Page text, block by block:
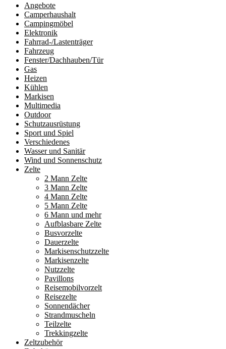
Angebote
Camperhaushalt
Campingmöbel
Elektronik
Fahrrad-/Lastenträger
Fahrzeug
Fenster/Dachhauben/Tür
Gas
Heizen
Kühlen
Markisen
Multimedia
Outdoor
Schutzausrüstung
Sport und Spiel
Verschiedenes
Wasser und Sanitär
Wind und Sonnenschutz
Zelte
2 Mann Zelte
3 Mann Zelte
4 Mann Zelte
5 Mann Zelte
6 Mann und mehr
Aufblasbare Zelte
Busvorzelte
Dauerzelte
Markisenschutzzelte
Markisenzelte
Nutzzelte
Pavillons
Reisemobilvorzelt
Reisezelte
Sonnendächer
Strandmuscheln
Teilzelte
Trekkingzelte
Zeltzubehör